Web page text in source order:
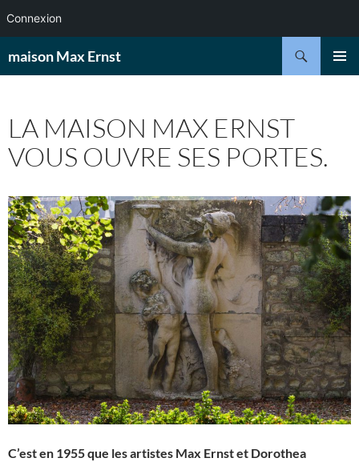
Connexion
aumaison Max Ernst
LA MAISON MAX ERNST
VOUS OUVRE SES PORTES.
C’est en 1955 que les artistes Max Ernst et Dorothea